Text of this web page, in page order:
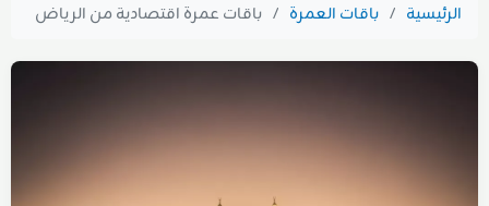
الرئيسية / باقات العمرة / باقات عمرة اقتصادية من الرياض